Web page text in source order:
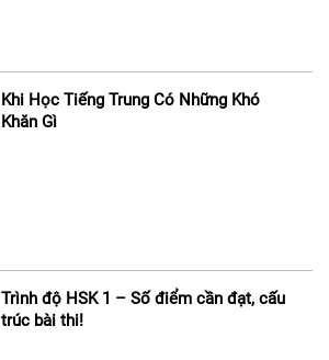
Khi Học Tiếng Trung Có Những Khó
Khăn Gì
Trình độ HSK 1 – Số điểm cần đạt, cấu
trúc bài thi!